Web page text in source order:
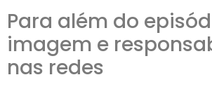
Para além do
imagem e
nas redes